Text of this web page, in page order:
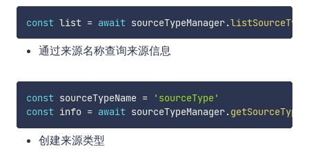
const list = await sourceTypeManager.listSourceType
通过来源名称查询来源信息
const sourceTypeName =
'sourceType'
const info = await sourceTypeManager.
创建来源类型